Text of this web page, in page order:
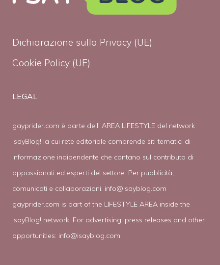
Dichiarazione sulla Privacy (UE)
Cookie Policy (UE)
LEGAL
gayprider.com è parte dell' AREA LIFESTYLE del network
IsayBlog! la cui rete editoriale comprende siti tematici di
informazione indipendente che contano sul contributo di
appassionati ed esperti del settore. Per pubblicità,
comunicati e collaborazioni: info@isayblog.com
gayprider.com is part of the LIFESTYLE AREA inside the
IsayBlog! network. For advertising, press releases and other
opportunities: info@isayblog.com